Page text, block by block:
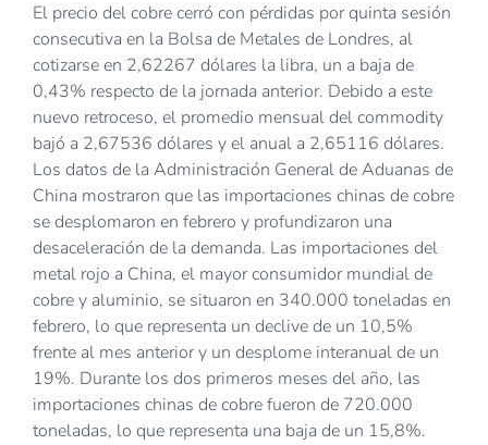
El precio del cobre cerró con pérdidas por quinta sesión
consecutiva en la Bolsa de Metales de Londres, al
cotizarse en 2,62267 dólares la libra, un a baja de
0,43% respecto de la jornada anterior. Debido a este
nuevo retroceso, el promedio mensual del commodity
bajó a 2,67536 dólares y el anual a 2,65116 dólares.
Los datos de la Administración General de Aduanas de
China mostraron que las importaciones chinas de cobre
se desplomaron en febrero y profundizaron una
desaceleración de la demanda. Las importaciones del
metal rojo a China, el mayor consumidor mundial de
cobre y aluminio, se situaron en 340.000 toneladas en
febrero, lo que representa un declive de un 10,5%
frente al mes anterior y un desplome interanual de un
19%. Durante los dos primeros meses del año, las
importaciones chinas de cobre fueron de 720.000
toneladas, lo que representa una baja de un 15,8%.